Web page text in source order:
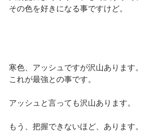
その色を好きになる事ですけど。
寒色、アッシュですが沢山あります。
これが最強との事です。
アッシュと言っても沢山あります。
もう、把握できないほど、あります。